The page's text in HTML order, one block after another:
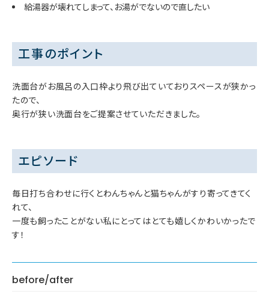
給湯器が壊れてしまって、お湯がでないので直したい
工事のポイント
洗面台がお風呂の入口枠より飛び出ていておりスペースが狭かっ
たので、
奥行が狭い洗面台をご提案させていただきました。
エピソード
毎日打ち合わせに行くとわんちゃんと猫ちゃんがすり寄ってきてく
れて、
一度も飼ったことがない私にとってはとても嬉しくかわいかったで
す！
before/after